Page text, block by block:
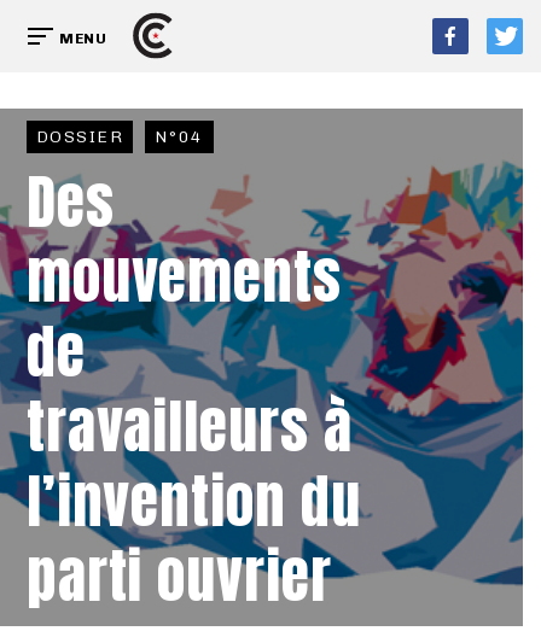
MENU
DOSSIER N°04
Des
mouvements
de
travailleurs à
l’invention du
parti ouvrier